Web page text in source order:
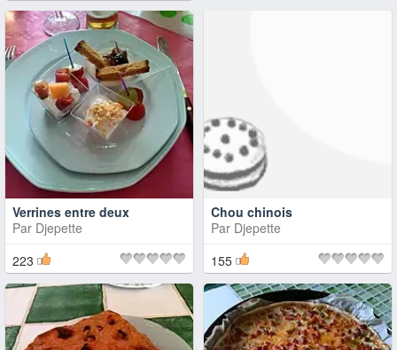
Verrines entre deux
Par Djepette
223
Chou chinois
Par Djepette
155